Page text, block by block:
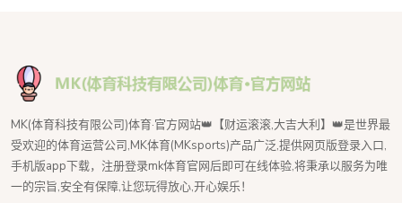
MK(体育科技有限公司)体育·官方网站👑【财运滚滚,大吉大利】👑是世界最
受欢迎的体育运营公司,MK体育(MKsports)产品广泛,提供网页版登录入口,
手机版app下载，注册登录mk体育官网后即可在线体验,将秉承以服务为唯
一的宗旨,安全有保障,让您玩得放心,开心娱乐！